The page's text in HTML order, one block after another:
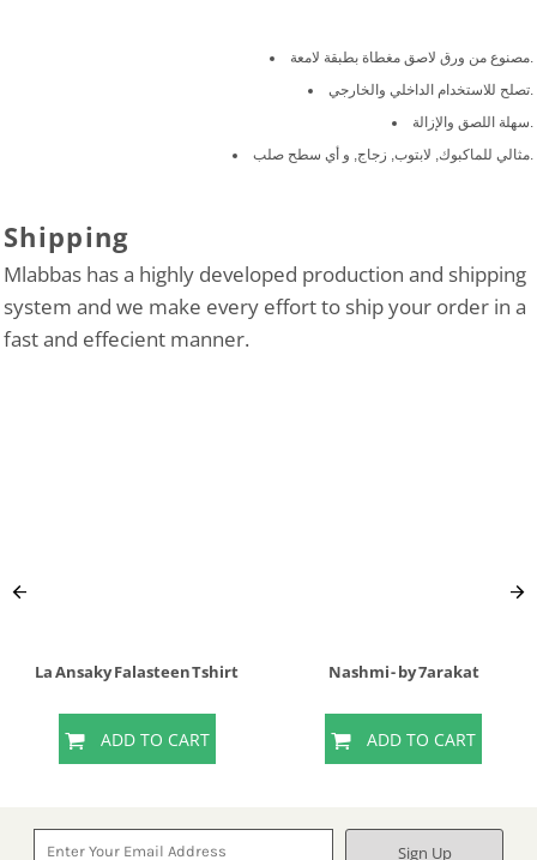
مصنوع من ورق لاصق مغطاة بطبقة لامعة.
تصلح للاستخدام الداخلي والخارجي.
سهلة اللصق والإزالة.
مثالي للماكبوك, لابتوب, زجاج, و أي سطح صلب.
Shipping
Mlabbas has a highly developed production and shipping
system and we make every effort to ship your order in a
fast and effecient manner.
La Ansaky Falasteen Tshirt
ADD TO CART
Nashmi - by 7arakat
ADD TO CART
Sign Up